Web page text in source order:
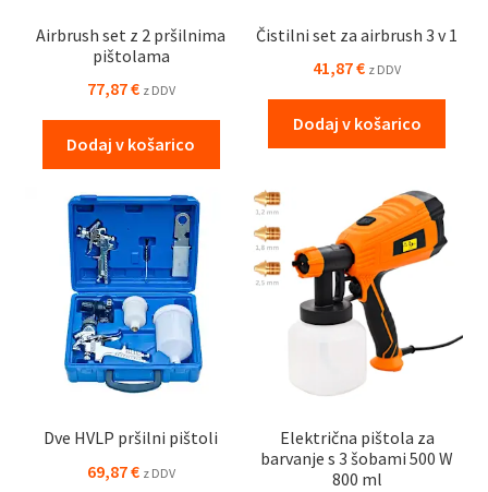
Airbrush set z 2 pršilnima
pištolama
77,87€ z DDV
Dodaj v košarico
Čistilni set za airbrush 3 v 1
41,87€ z DDV
Dodaj v košarico
Dve HVLP pršilni pištoli
69,87€ z DDV
Električna pištola za
barvanje s 3 šobami 500 W
800 ml